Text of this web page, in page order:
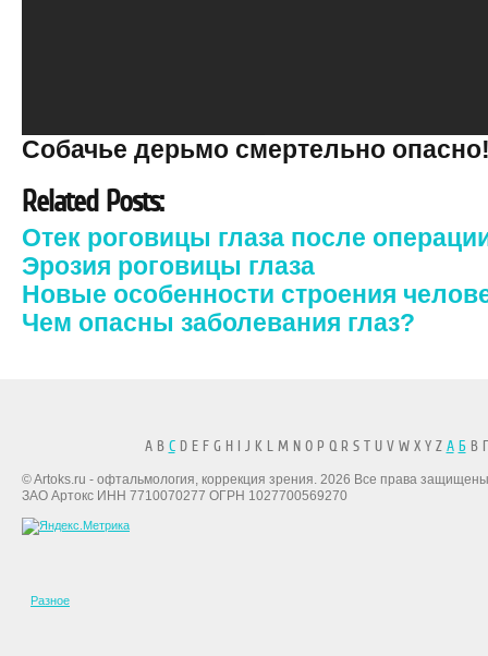
Собачье дерьмо смертельно
Related Posts:
Отек роговицы глаза после
Эрозия роговицы глаза
Новые особенности строения
Чем опасны заболевания глаз?
A B CD E F G H I J K L M N O P Q R S T U V W X Y Z А БВ
© Artoks.ru - офтальмология, коррекция зрения. 2026 Все права
ЗАО Артокс ИНН 7710070277 ОГРН 1027700569270
Разное